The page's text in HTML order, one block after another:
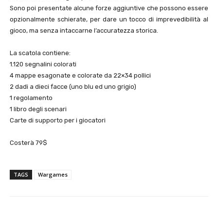
Sono poi presentate alcune forze aggiuntive che possono essere
opzionalmente schierate, per dare un tocco di imprevedibilità al
gioco, ma senza intaccarne l’accuratezza storica.
La scatola contiene:
1.120 segnalini colorati
4 mappe esagonate e colorate da 22×34 pollici
2 dadi a dieci facce (uno blu ed uno grigio)
1 regolamento
1 libro degli scenari
Carte di supporto per i giocatori
Costerà 79$
TAGS Wargames